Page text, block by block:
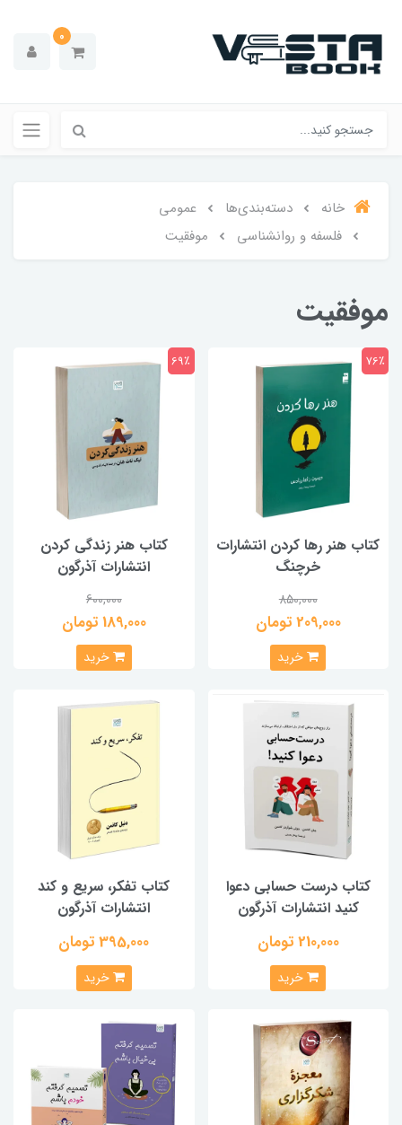
0
خانه دسته‌بندی‌ها
عمومی
فلسفه و روانشناسی
موفقیت
موفقیت
کتاب هنر رها کردن انتشارات
خرچنگ
850,000
209,000 تومان
76٪
خرید
کتاب هنر زندگی کردن
انتشارات آذرگون
600,000
189,000 تومان
69٪
خرید
کتاب درست حسابی دعوا
کنید انتشارات آذرگون
210,000 تومان
خرید
کتاب تفکر، سریع و کند
انتشارات آذرگون
395,000 تومان
خرید